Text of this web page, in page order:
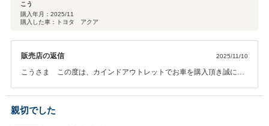
こう
購入年月： 2025/11
購入した車：トヨタ アクア
販売店の返信 2025/11/10
こうさま この度は、カインドアウトレットでお車を購入頂き誠に有
しく思います。オイル交換やメンテナンスなどのお車のことで何か御
座いましたらお気軽にご連絡下さい。今後とも末永いお付き合いの程
宜しくお願い致します。
親切でした